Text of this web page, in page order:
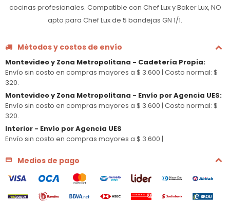
cocinas profesionales. Compatible con Chef Lux y Baker Lux, NO
apto para Chef Lux de 5 bandejas GN 1/1.
Métodos y costos de envío
Montevideo y Zona Metropolitana - Cadetería Propia:
Envío sin costo en compras mayores a $ 3.600 | Costo normal: $
320.
Montevideo y Zona Metropolitana - Envío por Agencia UES:
Envío sin costo en compras mayores a $ 3.600 | Costo normal: $
320.
Interior - Envío por Agencia UES
Envío sin costo en compras mayores a $ 3.600 |
Medios de pago